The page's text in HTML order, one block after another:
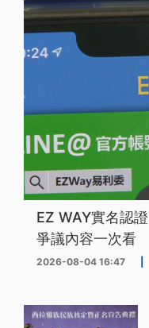
EZ WAY實名認
爭議內容一次看
2026-08-04 16:47